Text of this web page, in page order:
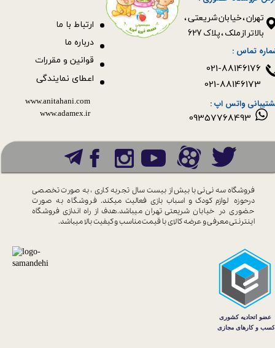
​​​​​​​تهران ، خیابان شریعتی ،
بالاتر از ملک ، پلاک 627​​​​​​​
قوانین و مقررات
ارتباط با ما
09357768493
درباره ما
اعطای نمایندگی
www.anitahani.com
www.ada​​​​​​​mex.ir
فروشگاه سه نی نی با بیش از بیست سال تجربه کاری ، به صورت تخصصی
درحوزه لوازم کودک و اسباب بازی فعالیت میکند. فروشگاه به صورت
حضوری در خیابان شریعتی تهران میباشد.هدف از راه اندازی فروشگاه
اینترنتی معرفی و عرضه کالای باقیمت مناسب و کیفیت بالا میباشد.
تماس :
واتس اپ :